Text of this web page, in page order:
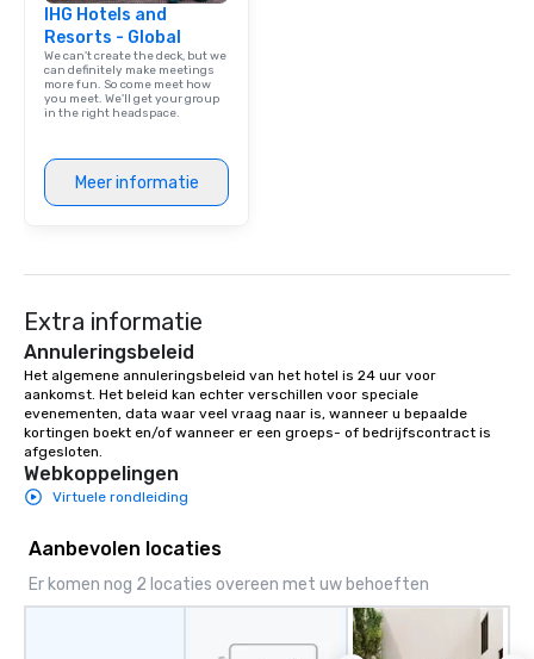
IHG Hotels and
Resorts - Global
We can't create the deck, but we
can definitely make meetings
more fun. So come meet how
you meet. We'll get your group
in the right headspace.
Meer informatie
Extra informatie
Annuleringsbeleid
Het algemene annuleringsbeleid van het hotel is 24 uur voor
aankomst. Het beleid kan echter verschillen voor speciale
evenementen, data waar veel vraag naar is, wanneer u bepaalde
kortingen boekt en/of wanneer er een groeps- of bedrijfscontract is
afgesloten.
Webkoppelingen
Virtuele rondleiding
Aanbevolen locaties
Er komen nog 2 locaties overeen met uw behoeften